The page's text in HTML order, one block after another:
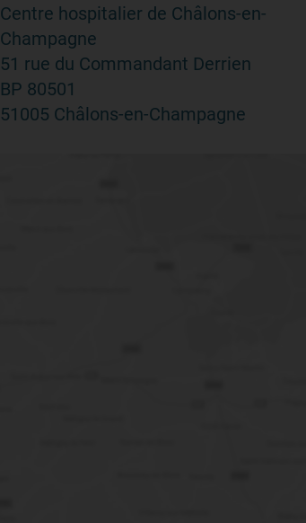
Centre hospitalier de Châlons-en-
Champagne
51 rue du Commandant Derrien
BP 80501
51005 Châlons-en-Champagne